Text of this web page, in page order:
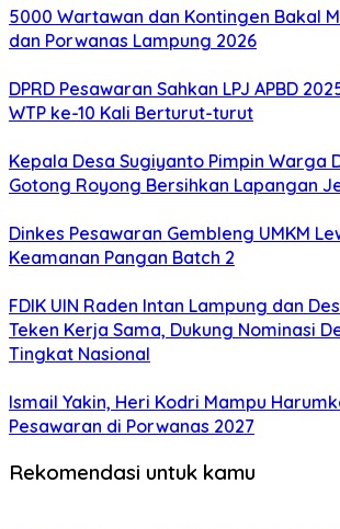
5000 Wartawan dan Kontingen Bakal
dan Porwanas Lampung 2026
DPRD Pesawaran Sahkan LPJ APBD
WTP ke-10 Kali Berturut-turut
Kepala Desa Sugiyanto Pimpin Warga
Gotong Royong Bersihkan Lapangan
Dinkes Pesawaran Gembleng UMKM
Keamanan Pangan Batch 2
FDIK UIN Raden Intan Lampung dan
Teken Kerja Sama, Dukung Nominasi
Tingkat Nasional
Ismail Yakin, Heri Kodri Mampu
Pesawaran di Porwanas 2027
Rekomendasi untuk kamu